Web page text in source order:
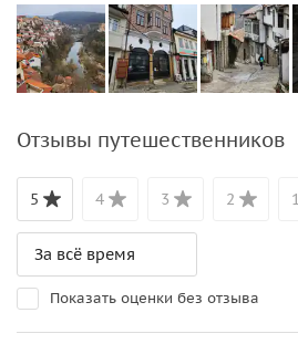
Отзывы путешественников
5 4 3 2 1
Показать оценки без отзыва